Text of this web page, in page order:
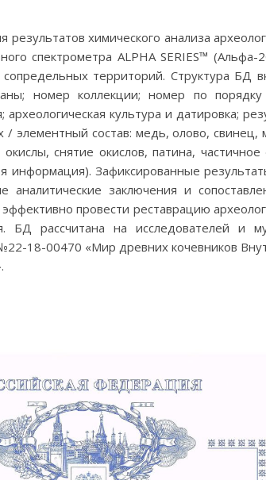
химического анализа
спектрометра ALPHA SERIES™ (Альфа-
территорий. Структура БД
номер коллекции; номер по
культура и датировка;
элементный состав: медь, олово, свинец,
снятие окислов, патина, частичное
информация). Зафиксированные
аналитические заключения и
провести реставрацию
БД рассчитана на исследователей и
18-00470 «Мир древних кочевников